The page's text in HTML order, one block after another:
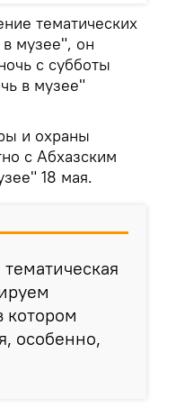
тематических
музее", он
с субботы
в музее"
и охраны
с Абхазским
18 мая.
котором
особенно,